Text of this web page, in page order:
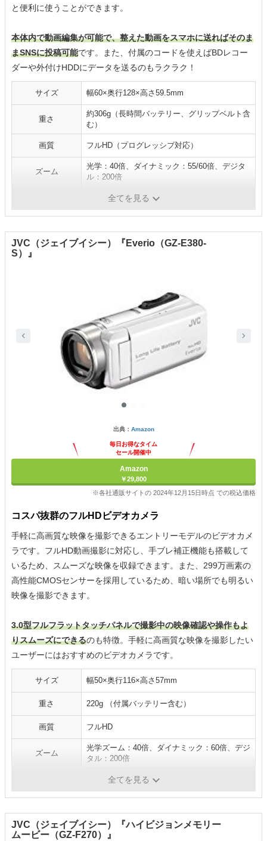
と便利に使うことができます。
本体内で動画編集が可能で、整えた動画をスマホに送ればそのま
まSNSに投稿可能です。また、付属のコードを使えばBDレコー
ダーや外付けHDDにデータを送るのもラクラク！
サイズ 幅60×奥行128×高さ59.5mm
重さ
約306g（長時間バッテリー、グリップベルト含
む）
画質 フルHD（プログレッシブ対応）
ズーム
光学：40倍、ダイナミック：55/60倍、デジタ
ル：200倍
約4時間20分
全てを見る
JVC（ジェイブイシー）『Everio（GZ-E380-
S）』
出典： Amazon
毎日お得なタイム
セール開催中
Amazon
￥29,800
※各社通販サイトの 2024年12月15日時点 での税込価格
コスパ抜群のフルHDビデオカメラ
手軽に高画質な映像を撮影できるエントリーモデルのビデオカメ
ラです。フルHD動画撮影に対応し、手ブレ補正機能も搭載して
いるため、スムーズな映像を収録できます。また、299万画素の
高性能CMOSセンサーを採用しているため、暗い場所でも明るい
映像を撮影できます。
3.0型フルフラットタッチパネルで撮影中の映像確認や操作もよ
りスムーズにできるのも特徴。手軽に高画質な映像を撮影したい
ユーザーにはおすすめのビデオカメラです。
サイズ 幅50×奥行116×高さ57mm
重さ 220g （付属バッテリー含む）
画質 フルHD
ズーム
光学ズーム：40倍、ダイナミック：60倍、デジ
タル：200倍
全てを見る
JVC（ジェイブイシー）『ハイビジョンメモリー
ムービー（GZ-F270）』